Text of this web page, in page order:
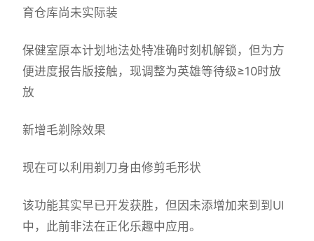
育仓库尚未实际装
保健室原本计划地法处特准确时刻机解锁，但为方
便进度报告版接触，现调整为英雄等待级≥10时放
放
新增毛剃除效果
现在可以利用剃刀身由修剪毛形状
该功能其实早已开发获胜，但因未添增加来到到UI
中，此前非法在正化乐趣中应用。